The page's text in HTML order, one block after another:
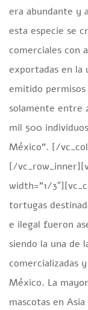
era abundante y
esta especie se
comerciales con
exportadas en la
emitido
solamente entre
mil 500
México”. [/
[/
width=”1/
tortugas
e ilegal fueron
siendo la una de
comercializadas
México. La
mascotas en